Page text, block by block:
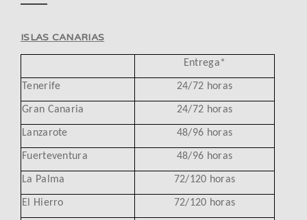
ISLAS CANARIAS
Entrega*
Tenerife 24/72 horas
Gran Canaria 24/72 horas
Lanzarote 48/96 horas
Fuerteventura 48/96 horas
La Palma 72/120 horas
El Hierro 72/120 horas